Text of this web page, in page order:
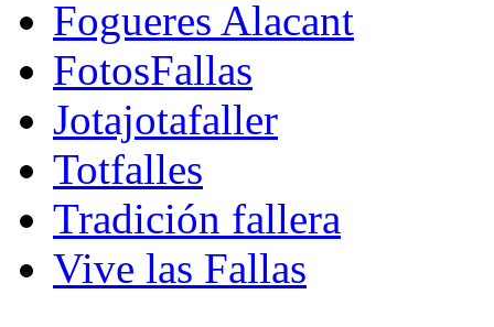
Fogueres Alacant
FotosFallas
Jotajotafaller
Totfalles
Tradición fallera
Vive las Fallas